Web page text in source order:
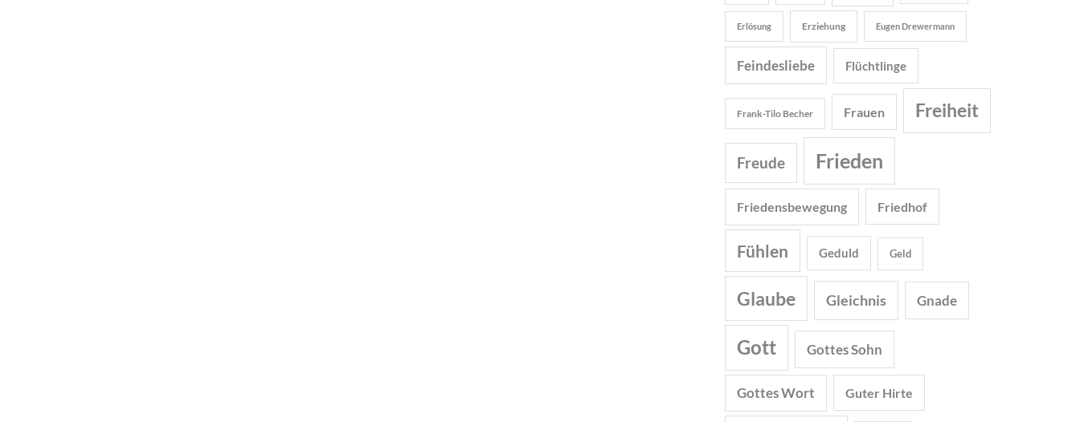
Erlösung Erziehung Eugen Drewermann
Feindesliebe Flüchtlinge
Frank-Tilo Becher Frauen Freiheit
Freude Frieden
Friedensbewegung Friedhof
Fühlen Geduld Geld
Glaube Gleichnis Gnade
Gott Gottes Sohn
Gottes Wort Guter Hirte